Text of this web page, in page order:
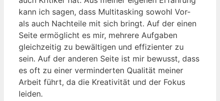
kann ich sagen, dass Multitasking sowohl Vor-
als auch Nachteile mit sich bringt. Auf der einen
Seite ermöglicht es mir, mehrere Aufgaben
gleichzeitig zu bewältigen und effizienter zu
sein. Auf der anderen Seite ist mir bewusst, dass
es oft zu einer verminderten Qualität meiner
Arbeit führt, da die Kreativität und der Fokus
leiden.